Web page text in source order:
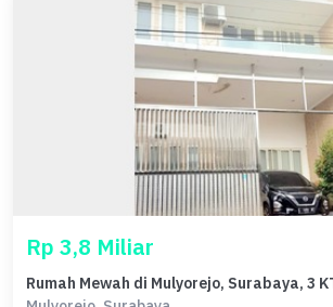
Rp 3,8 Miliar
Rumah Mewah di Mulyorejo, Surabaya, 3